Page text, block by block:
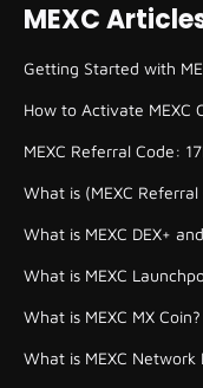
MEXC
Getting Started with
How to Activate MEXC
MEXC Referral Code:
What is (MEXC
What is MEXC DEX+
What is MEXC
What is MEXC MX
What is MEXC Network